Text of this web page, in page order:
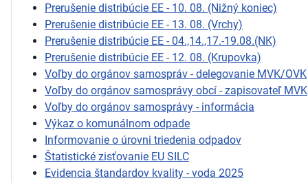
Prerušenie distribúcie EE - 10. 08. (Nižný koniec)
Prerušenie distribúcie EE - 13. 08. (Vrchy)
Prerušenie distribúcie EE - 04.,14.,17.-19.08.(NK)
Prerušenie distribúcie EE - 12. 08. (Krupovka)
Voľby do orgánov samospráv - delegovanie MVK/OVK
Voľby do orgánov samosprávy obcí - zapisovateľ MVK
Voľby do orgánov samosprávy - informácia
Výkaz o komunálnom odpade
Informovanie o úrovni triedenia odpadov
Štatistické zisťovanie EU SILC
Evidencia štandardov kvality - voda 2025